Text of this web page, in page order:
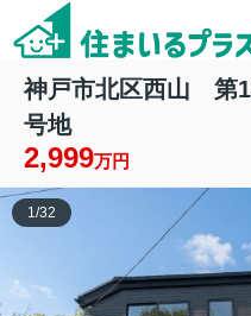
神戸市北区西山 第
号地
2,999万円
1/32